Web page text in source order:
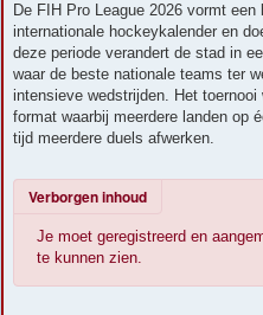
De FIH Pro League 2026 vormt
internationale hockeykalender en
deze periode verandert de stad in
waar de beste nationale teams ter
intensieve wedstrijden. Het
format waarbij meerdere landen op
tijd meerdere duels afwerken.
Verborgen inhoud
Je moet geregistreerd en
te kunnen zien.